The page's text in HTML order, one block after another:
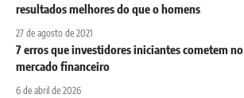
resultados melhores do que o homens
27 de agosto de 2021
7 erros que investidores iniciantes cometem no
mercado financeiro
6 de abril de 2026